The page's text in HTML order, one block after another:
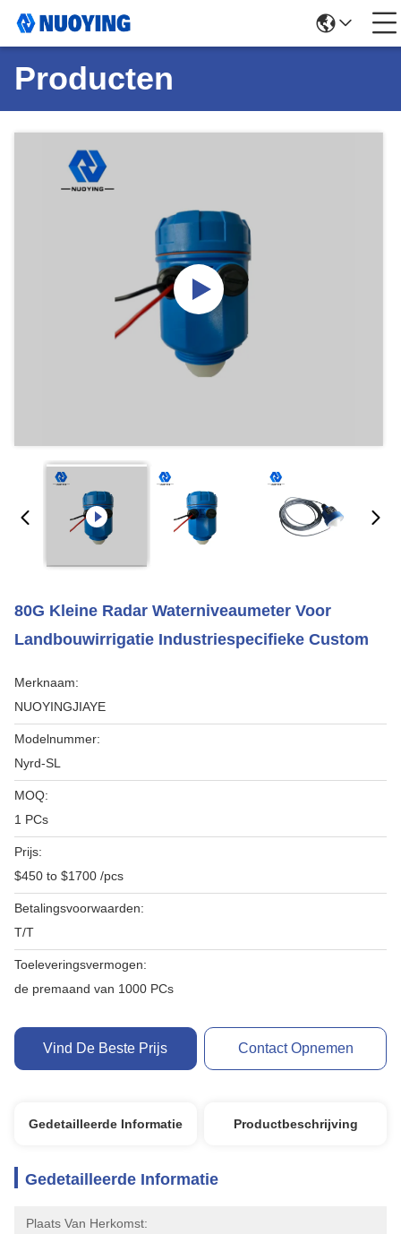
Producten
80G Kleine Radar Waterniveaumeter Voor
Landbouwirrigatie Industriespecifieke Custom
Merknaam:
NUOYINGJIAYE
Modelnummer:
Nyrd-SL
MOQ:
1 PCs
Prijs:
$450 to $1700 /pcs
Betalingsvoorwaarden:
T/T
Toeleveringsvermogen:
de premaand van 1000 PCs
Vind De Beste Prijs Contact Opnemen
Gedetailleerde Informatie Productbeschrijving
Gedetailleerde Informatie
Plaats Van Herkomst: